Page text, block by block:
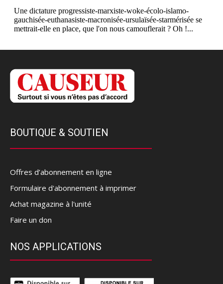
BOUTIQUE & SOUTIEN
Offres d’abonnement en ligne
Formulaire d'abonnement à imprimer
Achat magazine à l'unité
Faire un don
NOS APPLICATIONS